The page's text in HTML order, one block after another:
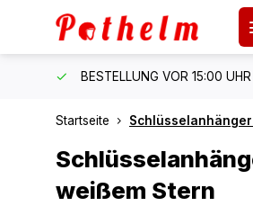
BESTELLUNG VOR 15:00
Startseite
weißem Stern